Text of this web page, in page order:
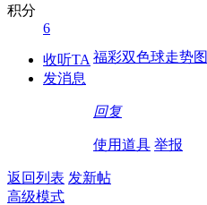
积分
6
收听TA
发消息
福彩双色球走势图
回复
使用道具 举报
返回列表 发新帖
高级模式